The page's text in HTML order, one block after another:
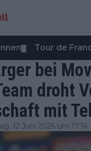
Tour de
bei
droht
mit
12 Juni 2026 um 17:16